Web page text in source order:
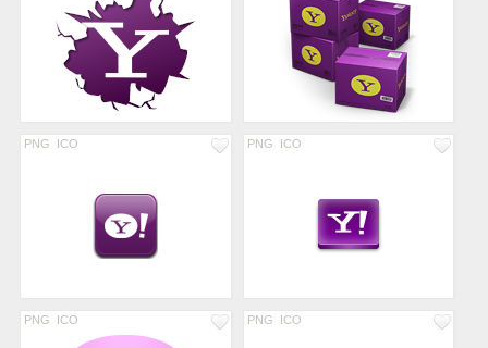
PNG ICO PNG ICO
PNG ICO PNG ICO